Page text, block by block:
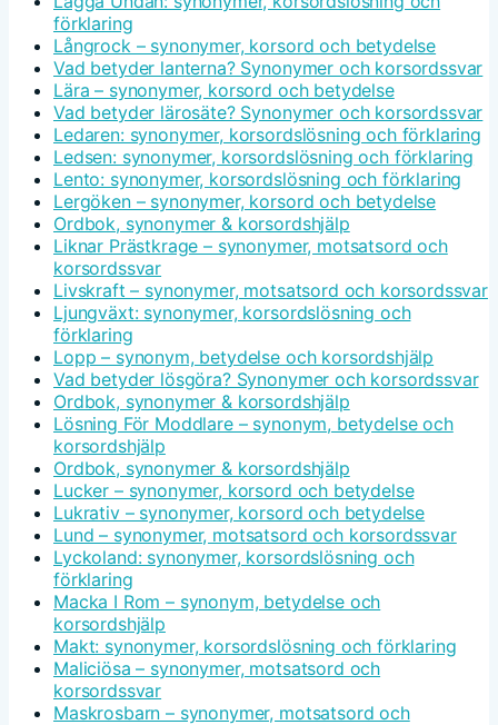
förklaring
Långrock – synonymer, korsord och betydelse
Vad betyder lanterna? Synonymer och korsordssvar
Lära – synonymer, korsord och betydelse
Vad betyder lärosäte? Synonymer och korsordssvar
Ledaren: synonymer, korsordslösning och förklaring
Ledsen: synonymer, korsordslösning och förklaring
Lento: synonymer, korsordslösning och förklaring
Lergöken – synonymer, korsord och betydelse
Ordbok, synonymer & korsordshjälp
Liknar Prästkrage – synonymer, motsatsord och
korsordssvar
Livskraft – synonymer, motsatsord och korsordssvar
Ljungväxt: synonymer, korsordslösning och
förklaring
Lopp – synonym, betydelse och korsordshjälp
Vad betyder lösgöra? Synonymer och korsordssvar
Ordbok, synonymer & korsordshjälp
Lösning För Moddlare – synonym, betydelse och
korsordshjälp
Ordbok, synonymer & korsordshjälp
Lucker – synonymer, korsord och betydelse
Lukrativ – synonymer, korsord och betydelse
Lund – synonymer, motsatsord och korsordssvar
Lyckoland: synonymer, korsordslösning och
förklaring
Macka I Rom – synonym, betydelse och
korsordshjälp
Makt: synonymer, korsordslösning och förklaring
Maliciösa – synonymer, motsatsord och
korsordssvar
Maskrosbarn – synonymer, motsatsord och